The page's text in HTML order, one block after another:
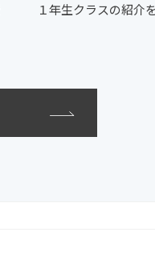
１年生クラスの紹介